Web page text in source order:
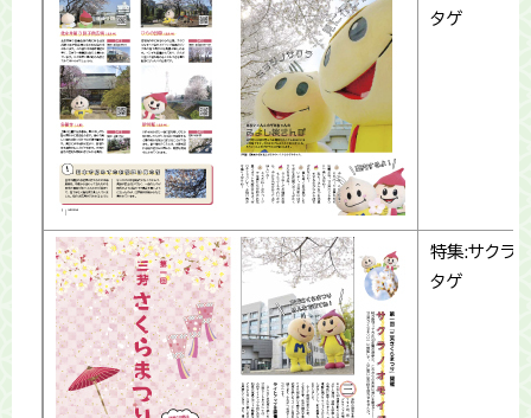
タゲ
特集:サクラ
タゲ